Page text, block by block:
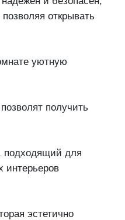
открывать
уютную
получить
подходящий для
интерьеров
эстетично